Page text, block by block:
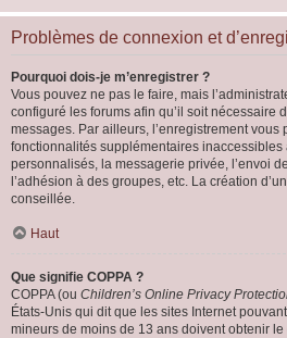
Problèmes de connexion et
Pourquoi dois-je m’enregistrer ?
Vous pouvez ne pas le faire, mais
configuré les forums afin qu’il soit nécessaire
messages. Par ailleurs, l’enregistrement vous
fonctionnalités supplémentaires
personnalisés, la messagerie privée, l’envoi
l’adhésion à des groupes, etc. La création
conseillée.
Haut
Que signifie COPPA ?
COPPA (ou Children’s Online Privacy
États-Unis qui dit que les sites Internet
mineurs de moins de 13 ans doivent obtenir